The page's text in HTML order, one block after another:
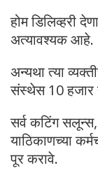
होम डिलिव्हरी
अत्यावश्यक आहे.
अन्यथा त्या
संस्थेस 10 हजार
सर्व कटिंग सलून्स,
याठिकाणच्या
पूर करावे.